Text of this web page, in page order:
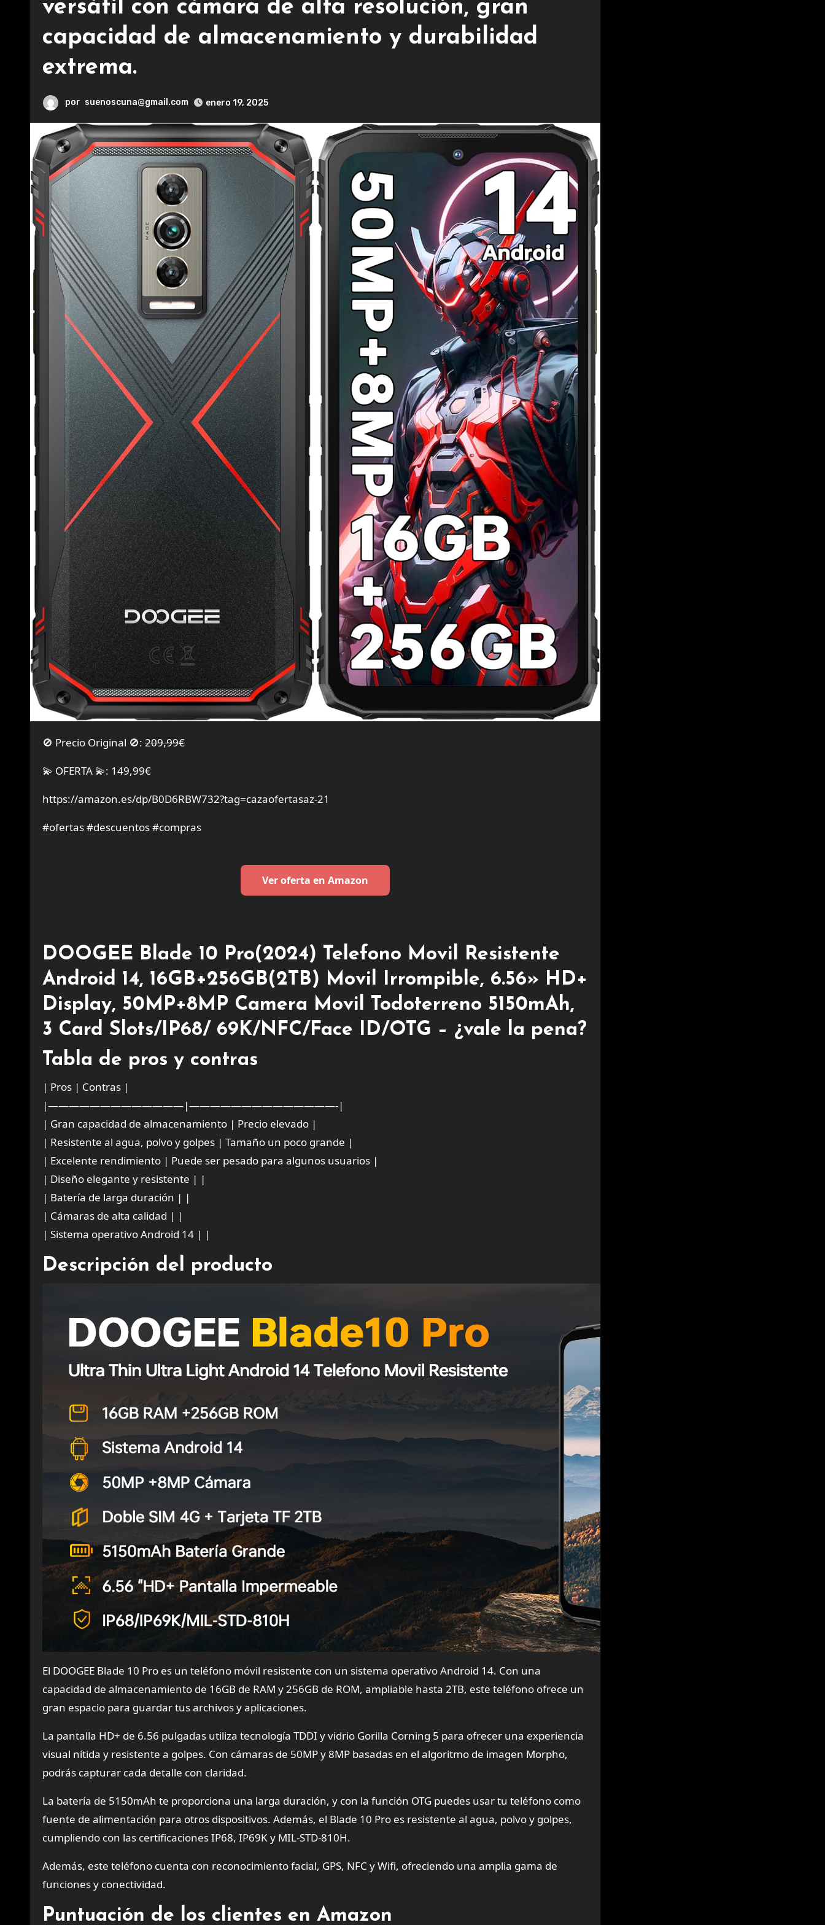
versátil con cámara de alta resolución, gran
capacidad de almacenamiento y durabilidad
extrema.
por suenoscuna@gmail.com enero 19, 2025
🚫 Precio Original 🚫: 209,99€
💫 OFERTA 💫: 149,99€
https://amazon.es/dp/B0D6RBW732?tag=cazaofertasaz-21
#ofertas #descuentos #compras
Ver oferta en Amazon
DOOGEE Blade 10 Pro(2024) Telefono Movil Resistente
Android 14, 16GB+256GB(2TB) Movil Irrompible, 6.56» HD+
Display, 50MP+8MP Camera Movil Todoterreno 5150mAh,
3 Card Slots/IP68/ 69K/NFC/Face ID/OTG – ¿vale la pena?
Tabla de pros y contras
| Pros | Contras |
|—————————————|——————————————-|
| Gran capacidad de almacenamiento | Precio elevado |
| Resistente al agua, polvo y golpes | Tamaño un poco grande |
| Excelente rendimiento | Puede ser pesado para algunos usuarios |
| Diseño elegante y resistente | |
| Batería de larga duración | |
| Cámaras de alta calidad | |
| Sistema operativo Android 14 | |
Descripción del producto
El DOOGEE Blade 10 Pro es un teléfono móvil resistente con un sistema operativo Android 14. Con una
capacidad de almacenamiento de 16GB de RAM y 256GB de ROM, ampliable hasta 2TB, este teléfono ofrece un
gran espacio para guardar tus archivos y aplicaciones.
La pantalla HD+ de 6.56 pulgadas utiliza tecnología TDDI y vidrio Gorilla Corning 5 para ofrecer una experiencia
visual nítida y resistente a golpes. Con cámaras de 50MP y 8MP basadas en el algoritmo de imagen Morpho,
podrás capturar cada detalle con claridad.
La batería de 5150mAh te proporciona una larga duración, y con la función OTG puedes usar tu teléfono como
fuente de alimentación para otros dispositivos. Además, el Blade 10 Pro es resistente al agua, polvo y golpes,
cumpliendo con las certificaciones IP68, IP69K y MIL-STD-810H.
Además, este teléfono cuenta con reconocimiento facial, GPS, NFC y Wifi, ofreciendo una amplia gama de
funciones y conectividad.
Puntuación de los clientes en Amazon